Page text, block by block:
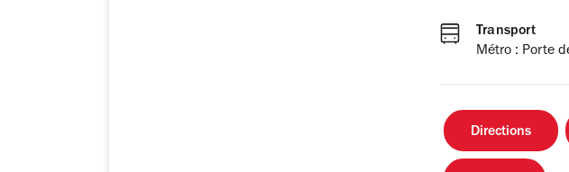
Transport
Métro : Porte
Directions